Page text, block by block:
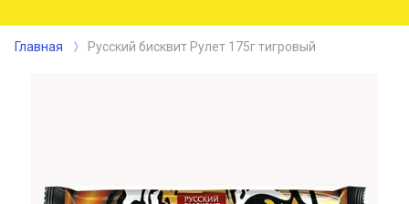
Главная Русский бисквит Рулет 175г тигровый